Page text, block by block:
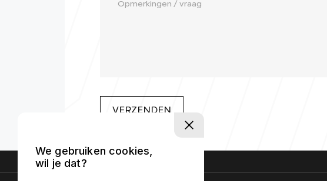
VERZENDEN
We gebruiken cookies,
wil je dat?